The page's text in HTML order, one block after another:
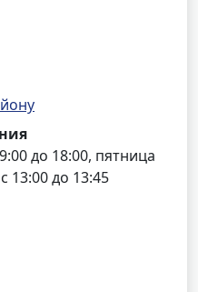
до 18:00, пятница
13:00 до 13:45